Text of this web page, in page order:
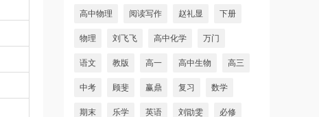
高中物理 阅读写作 赵礼显 下册
物理 刘飞飞 高中化学 万门
语文 教版 高一 高中生物 高三
中考 顾斐 赢鼎 复习 数学
期末 乐学 英语 刘勖雯 必修